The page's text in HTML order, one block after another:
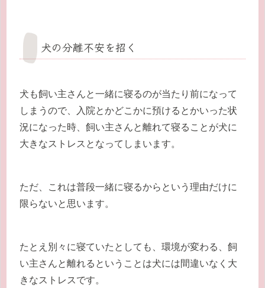
犬の分離不安を招く
犬も飼い主さんと一緒に寝るのが当たり前になって
しまうので、入院とかどこかに預けるとかいった状
況になった時、飼い主さんと離れて寝ることが犬に
大きなストレスとなってしまいます。
ただ、これは普段一緒に寝るからという理由だけに
限らないと思います。
たとえ別々に寝ていたとしても、環境が変わる、飼
い主さんと離れるということは犬には間違いなく大
きなストレスです。